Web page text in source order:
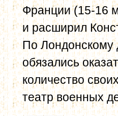
Франции (15-16
и расширил
По Лондонскому
обязались
количество
театр военных